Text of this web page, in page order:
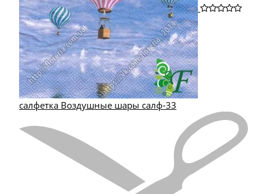
салфетка Воздушные шары салф-33